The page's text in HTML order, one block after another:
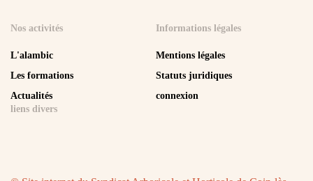
liens divers
Nos activités
L'alambic
Les formations
Actualités
Informations légales
Mentions légales
Statuts juridiques
connexion